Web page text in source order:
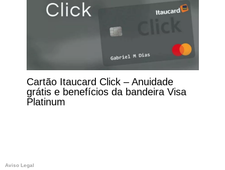
Cartão Itaucard Click – Anuidade
grátis e benefícios da bandeira Visa
Platinum
Aviso Legal